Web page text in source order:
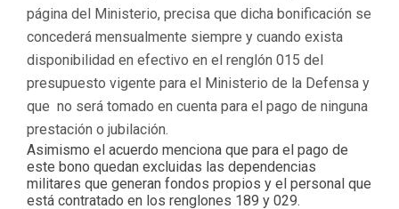
página del Ministerio, precisa que dicha bonificación se
concederá mensualmente siempre y cuando exista
disponibilidad en efectivo en el renglón 015 del
presupuesto vigente para el Ministerio de la Defensa y
que no será tomado en cuenta para el pago de ninguna
prestación o jubilación.
Asimismo el acuerdo menciona que para el pago de
este bono quedan excluidas las dependencias
militares que generan fondos propios y el personal que
está contratado en los renglones 189 y 029.